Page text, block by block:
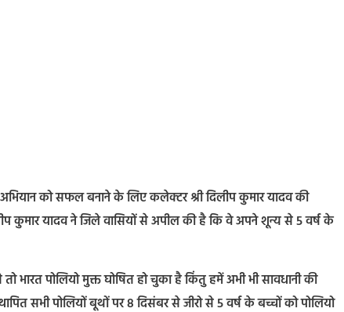
को सफल बनाने के लिए कलेक्टर श्री दिलीप कुमार यादव की
कुमार यादव ने जिले वासियों से अपील की है कि वे अपने शून्य से 5 वर्ष के
भारत पोलियो मुक्त घोषित हो चुका है किंतु हमें अभी भी सावधानी की
सभी पोलियों बूथों पर 8 दिसंबर से जीरो से 5 वर्ष के बच्चों को पोलियो